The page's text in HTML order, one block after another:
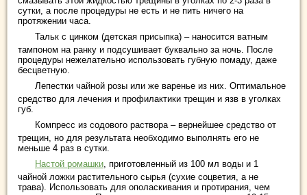
сутки, а после процедуры не есть и не пить ничего на
протяжении часа.
Тальк с цинком (детская присыпка) – наносится ватным
тампоном на ранку и подсушивает буквально за ночь. После
процедуры нежелательно использовать губную помаду, даже
бесцветную.
Лепестки чайной розы или же варенье из них. Оптимальное
средство для лечения и профилактики трещин и язв в уголках
губ.
Компресс из содового раствора – вернейшее средство от
трещин, но для результата необходимо выполнять его не
меньше 4 раз в сутки.
Настой ромашки, приготовленный из 100 мл воды и 1
чайной ложки растительного сырья (сухие соцветия, а не
трава). Использовать для ополаскивания и протирания, чем